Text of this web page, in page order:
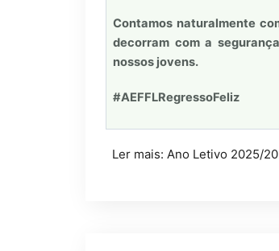
Contamos naturalmente
decorram com a
nossos jovens.
#AEFFLRegressoFeliz
Ler mais: Ano Letivo 2025/